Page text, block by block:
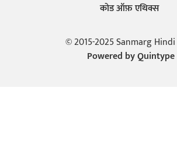
कोड ऑफ़ एथिक्स
© 2015-2025 Sanmarg
Powered byQuintype